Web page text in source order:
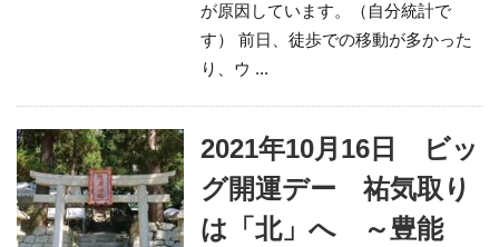
が原因しています。（自分統計で
す） 前日、徒歩での移動が多かった
り、ウ ...
2021年10月16日 ビッ
グ開運デー 祐気取り
は「北」へ ～豊能